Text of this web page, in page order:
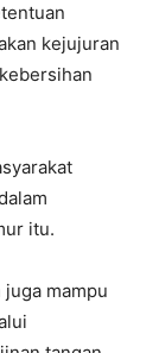
kejujuran
itu.
mampu